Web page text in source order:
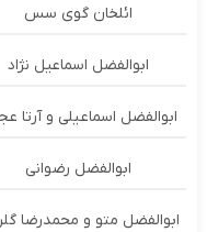
ائلخان گوی سس
ابوالفضل اسماعیل نژاد
ابوالفضل اسماعیلی و آرتا
ابوالفضل رضوانی
ابوالفضل متو و محمدرضا